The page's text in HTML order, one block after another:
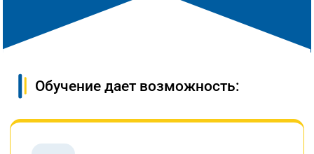
Обучение дает возможность: